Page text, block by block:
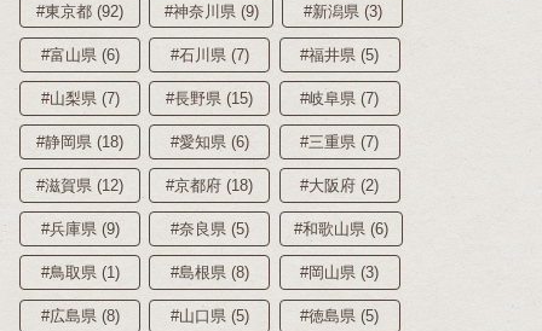
#東京都 (92) #神奈川県 (9) #新潟県 (3)
#富山県 (6) #石川県 (7) #福井県 (5)
#山梨県 (7) #長野県 (15) #岐阜県 (7)
#静岡県 (18) #愛知県 (6) #三重県 (7)
#滋賀県 (12) #京都府 (18) #大阪府 (2)
#兵庫県 (9) #奈良県 (5) #和歌山県 (6)
#鳥取県 (1) #島根県 (8) #岡山県 (3)
#広島県 (8) #山口県 (5) #徳島県 (5)